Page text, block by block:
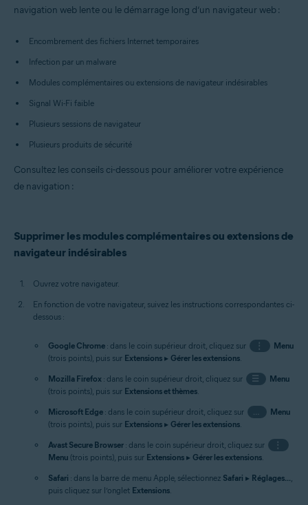
navigation web lente ou le démarrage long d’un navigateur web :
Encombrement des fichiers Internet temporaires
Infection par un malware
Modules complémentaires ou extensions de navigateur indésirables
Signal Wi-Fi faible
Plusieurs sessions de navigateur
Plusieurs produits de sécurité
Consultez les conseils ci-dessous pour améliorer votre expérience
de navigation :
Supprimer les modules complémentaires ou extensions de
navigateur indésirables
Ouvrez votre navigateur.
En fonction de votre navigateur, suivez les instructions correspondantes ci-
dessous :
Google Chrome : dans le coin supérieur droit, cliquez sur ⋮
Menu
(trois points), puis sur Extensions ▸ Gérer les extensions.
Mozilla Firefox : dans le coin supérieur droit, cliquez sur ☰
Menu
(trois points), puis sur Extensions et thèmes.
Microsoft Edge : dans le coin supérieur droit, cliquez sur …
Menu
(trois points), puis sur Extensions ▸ Gérer les extensions.
Avast Secure Browser : dans le coin supérieur droit, cliquez sur
⋮
Menu (trois points), puis sur Extensions ▸ Gérer les extensions.
Safari : dans la barre de menu Apple, sélectionnez Safari ▸ Réglages...,
puis cliquez sur l’onglet Extensions.